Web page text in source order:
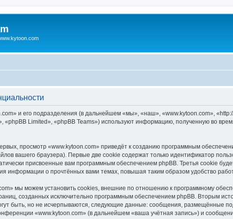
и его подразделения (в дальнейшем «мы», «наш», «www.kytoon.com»,
«phpBB Limited», «phpBB Teams») используют информацию, полученную во
просмотр «www.kytoon.com» приведёт к созданию программным
вашего браузера). Первые две cookie содержат только идентификатор
присвоенные вам программным обеспечением phpBB. Третья cookie
информации о прочтённых вами темах, повышая таким образом удобство
мы можем установить cookies, внешние по отношению к программному
созданных исключительно программным обеспечением phpBB. Вторым
быть, но не исчерпываются, следующие данные: сообщения, размещённые
«www.kytoon.com» (в дальнейшем «ваша учётная запись») и